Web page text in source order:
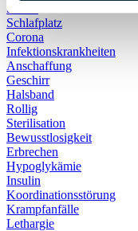
Schlaf
Schlafplatz
Corona
Infektionskrankheiten
Anschaffung
Geschirr
Halsband
Rollig
Sterilisation
Bewusstlosigkeit
Erbrechen
Hypoglykämie
Insulin
Koordinationsstörung
Krampfanfälle
Lethargie